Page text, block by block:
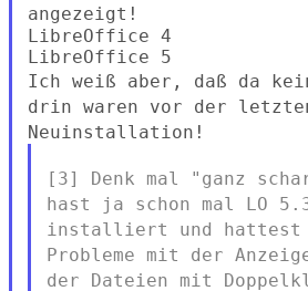
angezeigt!
LibreOffice 4
Ich weiß aber, daß da
drin waren vor der
Neuinstallation!
[3] Denk mal "ganz
hast ja schon mal LO
installiert und hattest
Probleme mit der
der Dateien mit